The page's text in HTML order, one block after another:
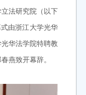
法研究院（以下
由浙江大学光华
华法学院特聘教
燕致开幕辞。